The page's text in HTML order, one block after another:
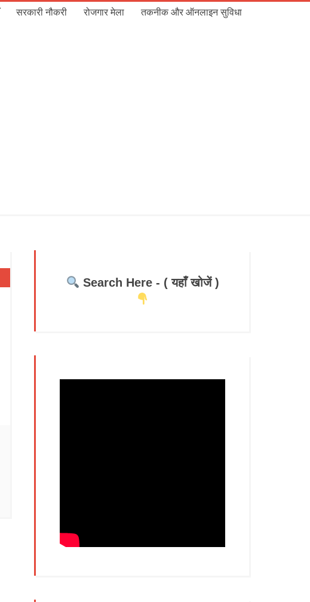
सरकारी नौकरी रोजगार मेला तकनीक और ऑनलाइन सुविधा
Search Here - ( यहाँ खोजें )